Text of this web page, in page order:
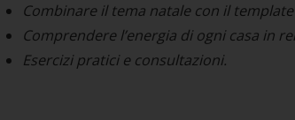
Combinare il tema natale con il
Comprendere l’energia di ogni casa in
Esercizi pratici e consultazioni.